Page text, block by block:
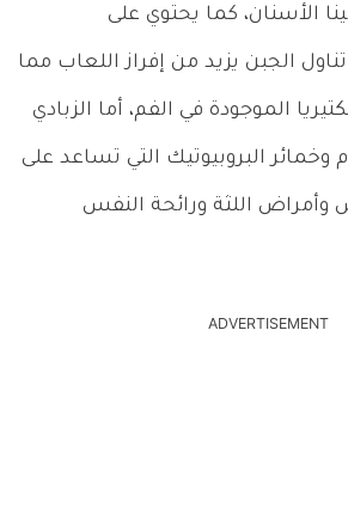
الأسنان، كما يحتوي على
الجبن يزيد من إفراز اللعاب مما
الموجودة في الفم، أما الزبادي
وخمائر البروبيوتيك التي تساعد على
وأمراض اللثة ورائحة النفس
ADVERTISEMENT